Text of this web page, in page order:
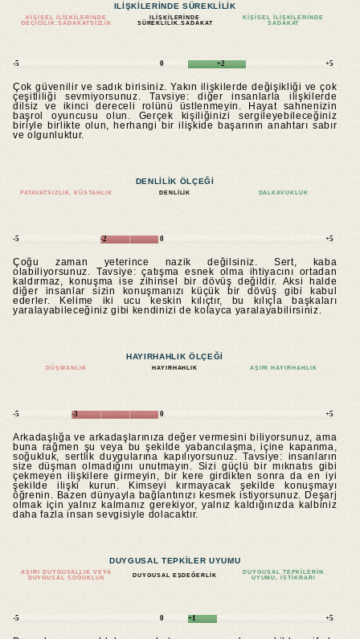
ILIŞKILERINDE SÜREKLILIK
KIŞISEL ILIŞKILERINDE
GEÇICILIK.SADAKATSIZLIK
ILIŞKILERINDE
SÜREKLILIK.SADAKAT
KIŞISEL ILIŞKILERINDE
SADAKAT
-5 0 +2 +5
Çok güvenilir ve sadık birisiniz. Yakın ilişkilerde değişikliği ve çok
çeşitliliği sevmiyorsunuz. Tavsiye: diğer insanlarla ilişkilerde
dilsiz ve ikinci dereceli rolünü üstlenmeyin. Hayat sahnenizin
başrol oyuncusu olun. Gerçek kişiliğinizi sergileyebileceğiniz
biriyle birlikte olun, herhangi bir ilişkide başarının anahtarı sabır
ve olgunluktur.
DENLILIK ÖLÇEĞI
PATAVATSIZLIK, KÜSTAHLIK DENLILIK DALKAVUKLUK
-5 -2 0 +5
Çoğu zaman yeterince nazik değilsiniz. Sert, kaba
olabiliyorsunuz. Tavsiye: çatışma esnek olma ihtiyacını ortadan
kaldırmaz, konuşma ise zihinsel bir dövüş değildir. Aksi halde
diğer insanlar sizin konuşmanızı küçük bir dövüş gibi kabul
ederler. Kelime iki ucu keskin kılıçtır, bu kılıçla başkaları
yaralayabileceğiniz gibi kendinizi de kolayca yaralayabilirsiniz.
HAYIRHAHLIK ÖLÇEĞI
DÜŞMANLIK HAYIRHAHLIK AŞIRI HAYIRHAHLIK
-5 -3 0 +5
Arkadaşlığa ve arkadaşlarınıza değer vermesini biliyorsunuz, ama
buna rağmen şu veya bu şekilde yabancılaşma, içine kapanma,
soğukluk, sertlik duygularına kapılıyorsunuz. Tavsiye: insanların
size düşman olmadığını unutmayın. Sizi güçlü bir mıknatıs gibi
çekmeyen ilişkilere girmeyin, bir kere girdikten sonra da en iyi
şekilde ilişki kurun. Kimseyi kırmayacak şekilde konuşmayı
öğrenin. Bazen dünyayla bağlantınızı kesmek istiyorsunuz. Deşarj
olmak için yalnız kalmanız gerekiyor, yalnız kaldığınızda kalbiniz
daha fazla insan sevgisiyle dolacaktır.
DUYGUSAL TEPKILER UYUMU
AŞIRI DUYGUSALLIK VEYA
DUYGUSAL SOĞUKLUK
DUYGUSAL EŞDEĞERLIK
DUYGUSAL TEPKILERIN
UYUMU, ISTIKRARI
-5 0 +1 +5